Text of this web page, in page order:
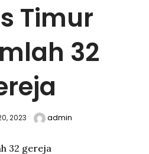
Timur
32
2023 admin